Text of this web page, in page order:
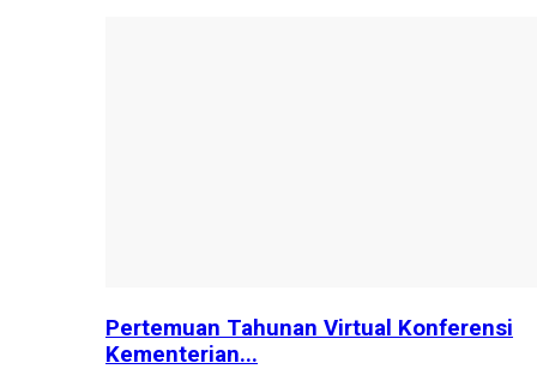
Pertemuan Tahunan Virtual Konferensi
Kementerian...